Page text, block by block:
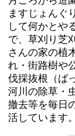
ますじょんぐ
して何かとや
で、草刈り芝
さんの家の植
れ・街路樹や
伐採抜根（ば
河川の除草・
撤去等を毎日
活しています。